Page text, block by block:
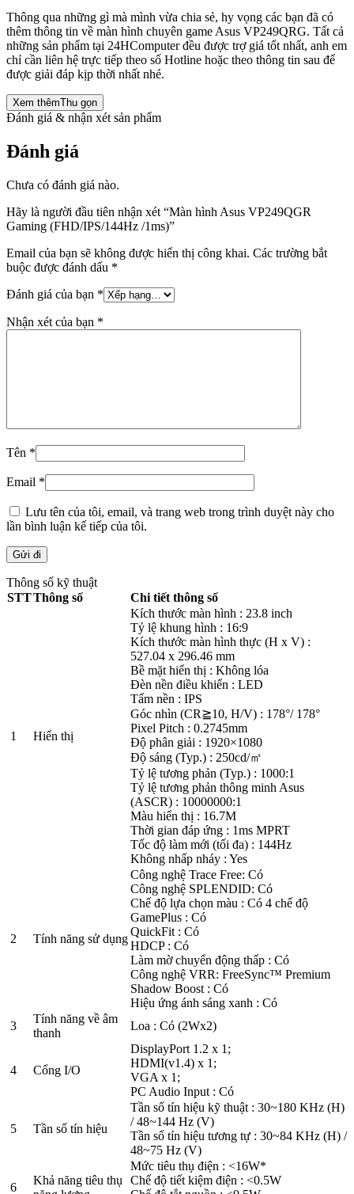
Thông qua những gì mà mình vừa chia sẻ, hy vọng các bạn đã có
thêm thông tin về màn hình chuyên game Asus VP249QRG. Tất cả
những sản phẩm tại 24HComputer đều được trợ giá tốt nhất, anh em
chỉ cần liên hệ trực tiếp theo số Hotline hoặc theo thông tin sau để
được giải đáp kịp thời nhất nhé.
Xem thêmThu gọn
Đánh giá & nhận xét sản phẩm
Đánh giá
Chưa có đánh giá nào.
Hãy là người đầu tiên nhận xét “Màn hình Asus VP249QGR
Gaming (FHD/IPS/144Hz /1ms)”
Email của bạn sẽ không được hiển thị công khai. Các trường bắt
buộc được đánh dấu *
Đánh giá của bạn *
Nhận xét của bạn *
Tên *
Email *
Lưu tên của tôi, email, và trang web trong trình duyệt này cho
lần bình luận kế tiếp của tôi.
Thông số kỹ thuật
STTThông số Chi tiết thông số
1 Hiển thị
Kích thước màn hình : 23.8 inch
Tỷ lệ khung hình : 16:9
Kích thước màn hình thực (H x V) :
527.04 x 296.46 mm
Bề mặt hiển thị : Không lóa
Đèn nền điều khiển : LED
Tấm nền : IPS
Góc nhìn (CR≧10, H/V) : 178°/ 178°
Pixel Pitch : 0.2745mm
Độ phân giải : 1920×1080
Độ sáng (Typ.) : 250cd/㎡
Tỷ lệ tương phản (Typ.) : 1000:1
Tỷ lệ tương phản thông minh Asus
(ASCR) : 10000000:1
Màu hiển thị : 16.7M
Thời gian đáp ứng : 1ms MPRT
Tốc độ làm mới (tối đa) : 144Hz
Không nhấp nháy : Yes
2 Tính năng sử dụng
Công nghệ Trace Free: Có
Công nghệ SPLENDID: Có
Chế độ lựa chọn màu : Có 4 chế độ
GamePlus : Có
QuickFit : Có
HDCP : Có
Làm mờ chuyển động thấp : Có
Công nghệ VRR: FreeSync™ Premium
Shadow Boost : Có
Hiệu ứng ánh sáng xanh : Có
3
Tính năng về âm
thanh
Loa : Có (2Wx2)
4 Cổng I/O
DisplayPort 1.2 x 1;
HDMI(v1.4) x 1;
VGA x 1;
PC Audio Input : Có
5 Tần số tín hiệu
Tần số tín hiệu kỹ thuật : 30~180 KHz (H)
/ 48~144 Hz (V)
Tần số tín hiệu tương tự : 30~84 KHz (H) /
48~75 Hz (V)
6
Khả năng tiêu thụ
Mức tiêu thụ điện : <16W*
Chế độ tiết kiệm điện : <0.5W